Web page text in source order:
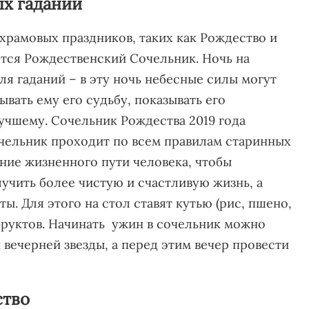
праздников, таких как Рождество и
Рождественский Сочельник. Ночь на
гаданий – в эту ночь небесные силы могут
ему его судьбу, показывать его
Сочельник Рождества 2019 года
проходит по всем правилам старинных
жизненного пути человека, чтобы
более чистую и счастливую жизнь, а
Для этого на стол ставят кутью (рис, пшено,
Начинать ужин в сочельник можно
звезды, а перед этим вечер провести